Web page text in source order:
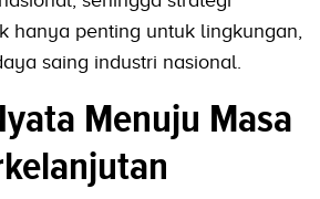
hanya penting untuk lingkungan,
saing industri nasional.
Menuju Masa